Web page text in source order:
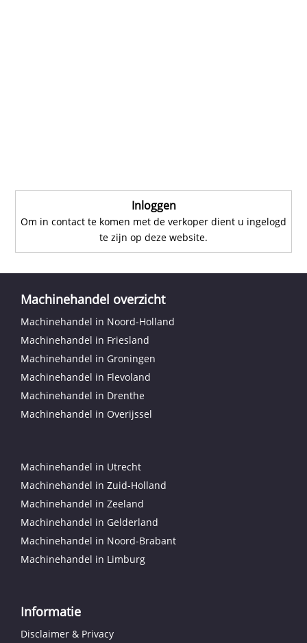
Inloggen
Om in contact te komen met de verkoper dient u ingelogd
te zijn op deze website.
Machinehandel overzicht
Machinehandel in Noord-Holland
Machinehandel in Friesland
Machinehandel in Groningen
Machinehandel in Flevoland
Machinehandel in Drenthe
Machinehandel in Overijssel
Machinehandel in Utrecht
Machinehandel in Zuid-Holland
Machinehandel in Zeeland
Machinehandel in Gelderland
Machinehandel in Noord-Brabant
Machinehandel in Limburg
Informatie
Disclaimer & Privacy